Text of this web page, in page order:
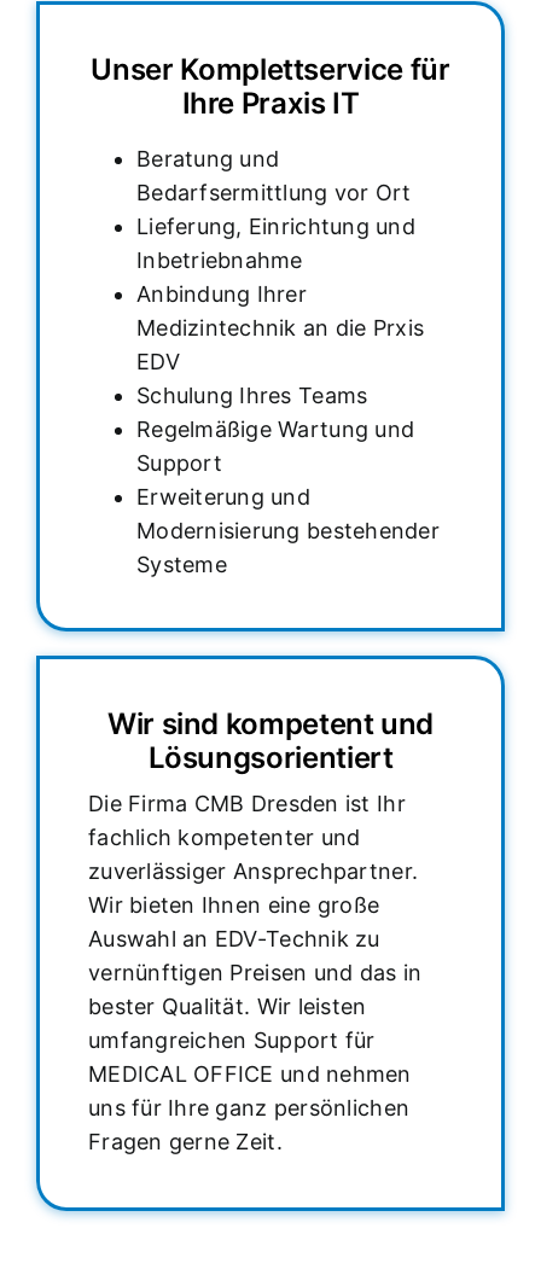
Unser Komplettservice für
Ihre Praxis IT
Beratung und
Bedarfsermittlung vor Ort
Lieferung, Einrichtung und
Inbetriebnahme
Anbindung Ihrer
Medizintechnik an die Prxis
EDV
Schulung Ihres Teams
Regelmäßige Wartung und
Support
Erweiterung und
Modernisierung bestehender
Systeme
Wir sind kompetent und
Lösungsorientiert
Die Firma CMB Dresden ist Ihr
fachlich kompetenter und
zuverlässiger Ansprechpartner.
Wir bieten Ihnen eine große
Auswahl an EDV-Technik zu
vernünftigen Preisen und das in
bester Qualität. Wir leisten
umfangreichen Support für
MEDICAL OFFICE und nehmen
uns für Ihre ganz persönlichen
Fragen gerne Zeit.